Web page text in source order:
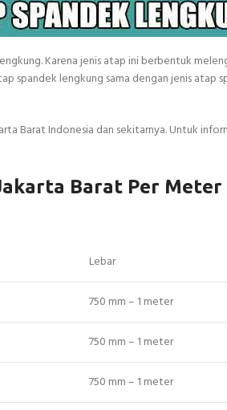
Karena jenis atap ini berbentuk
spandek lengkung sama dengan jenis atap
Barat Indonesia dan sekitarnya. Untuk
Barat Per Meter
Lebar
750 mm – 1 meter
750 mm – 1 meter
750 mm – 1 meter